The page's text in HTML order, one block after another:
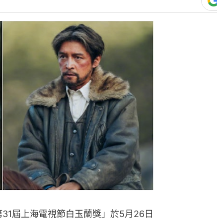
屆上海電視節白玉蘭獎」於5月26日
超高討論度！然而，名單背後幾家
巴的抱憾出局，以及「收視墊底卻
增添了無數話題。